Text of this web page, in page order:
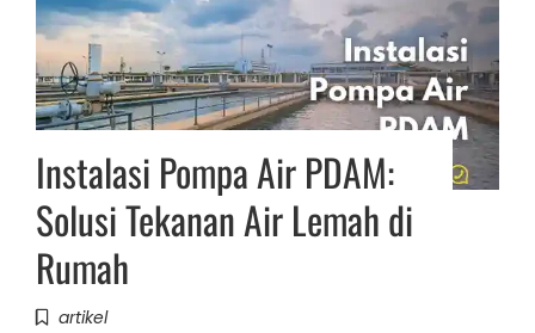
Instalasi Pompa Air PDAM:
Solusi Tekanan Air Lemah di
Rumah
artikel